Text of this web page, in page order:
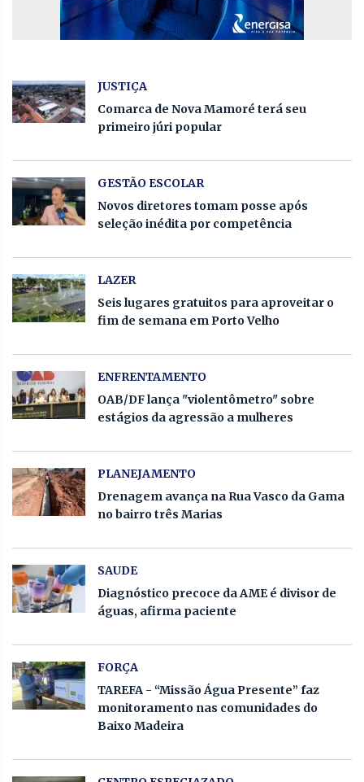
JUSTIÇA
Comarca de Nova Mamoré terá seu
primeiro júri popular
GESTÃO ESCOLAR
Novos diretores tomam posse após
seleção inédita por competência
LAZER
Seis lugares gratuitos para aproveitar o
fim de semana em Porto Velho
ENFRENTAMENTO
OAB/DF lança "violentômetro" sobre
estágios da agressão a mulheres
PLANEJAMENTO
Drenagem avança na Rua Vasco da Gama
no bairro três Marias
SAUDE
Diagnóstico precoce da AME é divisor de
águas, afirma paciente
FORÇA
TAREFA - “Missão Água Presente” faz
monitoramento nas comunidades do
Baixo Madeira